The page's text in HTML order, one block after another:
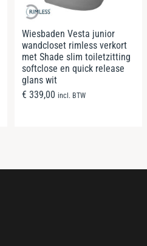
Wiesbaden Vesta junior
wandcloset rimless verkort
met Shade slim toiletzitting
softclose en quick release
glans wit
€ 339,00 incl. BTW